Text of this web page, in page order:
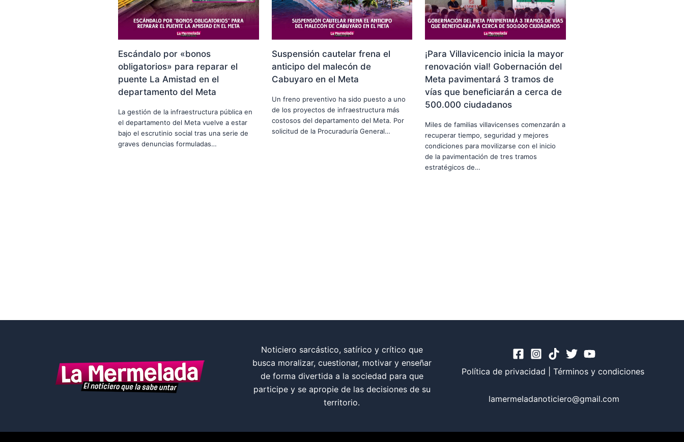
Escándalo por «bonos
obligatorios» para reparar el
puente La Amistad en el
departamento del Meta
La gestión de la infraestructura pública en
el departamento del Meta vuelve a estar
bajo el escrutinio social tras una serie de
graves denuncias formuladas…
Suspensión cautelar frena el
anticipo del malecón de
Cabuyaro en el Meta
Un freno preventivo ha sido puesto a uno
de los proyectos de infraestructura más
costosos del departamento del Meta. Por
solicitud de la Procuraduría General…
¡Para Villavicencio inicia la mayor
renovación vial! Gobernación del
Meta pavimentará 3 tramos de
vías que beneficiarán a cerca de
500.000 ciudadanos
Miles de familias villavicenses comenzarán a
recuperar tiempo, seguridad y mejores
condiciones para movilizarse con el inicio
de la pavimentación de tres tramos
estratégicos de…
Noticiero sarcástico, satírico y crítico que
busca moralizar, cuestionar, motivar y enseñar
de forma divertida a la sociedad para que
participe y se apropie de las decisiones de su
territorio.
Política de privacidad Términos y condiciones
lamermeladanoticiero@gmail.com